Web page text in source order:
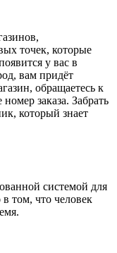
точек, которые
у вас в
вам придёт
обращаетесь к
заказа. Забрать
который знает
системой для
том, что человек